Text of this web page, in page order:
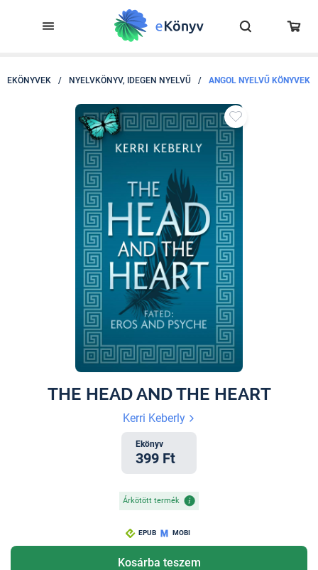
EKÖNYVEK / NYELVKÖNYV, IDEGEN NYELVŰ / ANGOL NYELVŰ KÖNYVEK
THE HEAD AND THE HEART
Kerri Keberly
Ekönyv
399 Ft
Árkötött termék
EPUB MOBI
Kosárba teszem